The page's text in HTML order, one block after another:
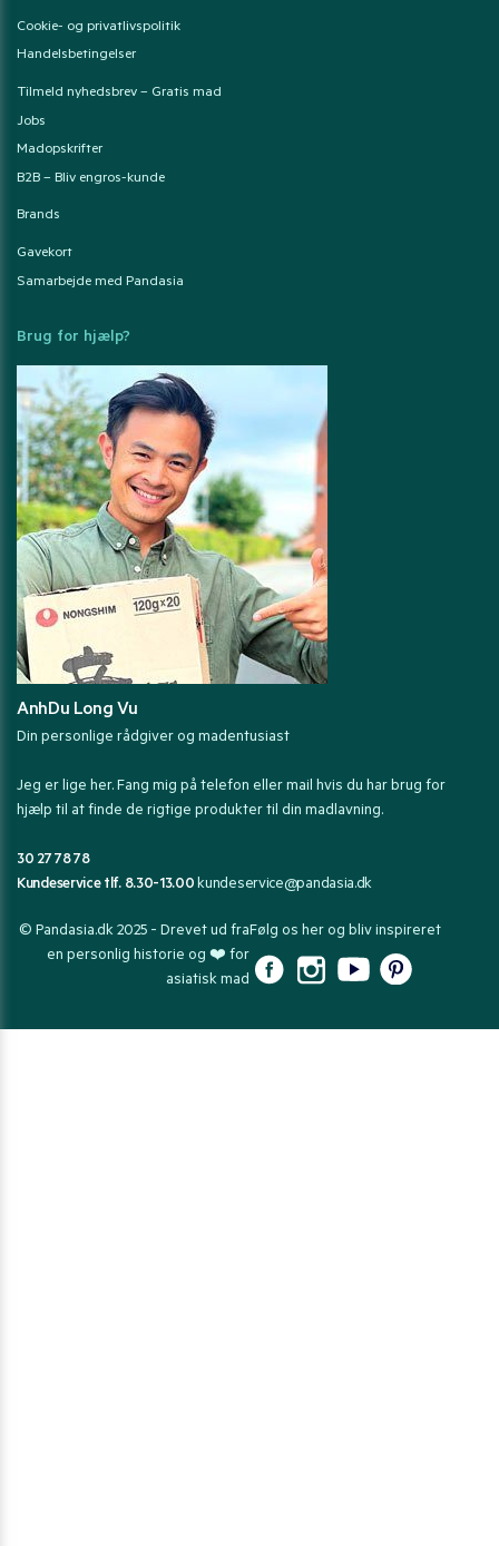
Cookie- og privatlivspolitik
Handelsbetingelser
Tilmeld nyhedsbrev – Gratis mad
Jobs
Madopskrifter
B2B – Bliv engros-kunde
Brands
Gavekort
Samarbejde med Pandasia
Brug for hjælp?
AnhDu Long Vu
Din personlige rådgiver og madentusiast
Jeg er lige her. Fang mig på telefon eller mail hvis du har brug for
hjælp til at finde de rigtige produkter til din madlavning.
30 27 78 78
Kundeservice tlf. 8.30-13.00kundeservice@pandasia.dk
© Pandasia.dk 2025 - Drevet ud fra
en personlig historie og ❤️ for
asiatisk mad
Følg os her og bliv inspireret